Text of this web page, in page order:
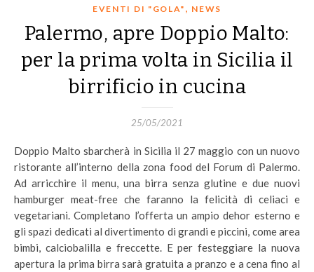
EVENTI DI "GOLA" , NEWS
Palermo, apre Doppio Malto:
per la prima volta in Sicilia il
birrificio in cucina
25/05/2021
Doppio Malto sbarcherà in Sicilia il 27 maggio con un nuovo
ristorante all’interno della zona food del Forum di Palermo.
Ad arricchire il menu, una birra senza glutine e due nuovi
hamburger meat-free che faranno la felicità di celiaci e
vegetariani. Completano l’offerta un ampio dehor esterno e
gli spazi dedicati al divertimento di grandi e piccini, come area
bimbi, calciobalilla e freccette. E per festeggiare la nuova
apertura la prima birra sarà gratuita a pranzo e a cena fino al